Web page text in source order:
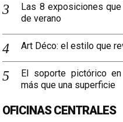
Las 8 exposiciones
de verano
Art Déco: el estilo que
El soporte pictórico
más que una superficie
OFICINAS CENTRALES